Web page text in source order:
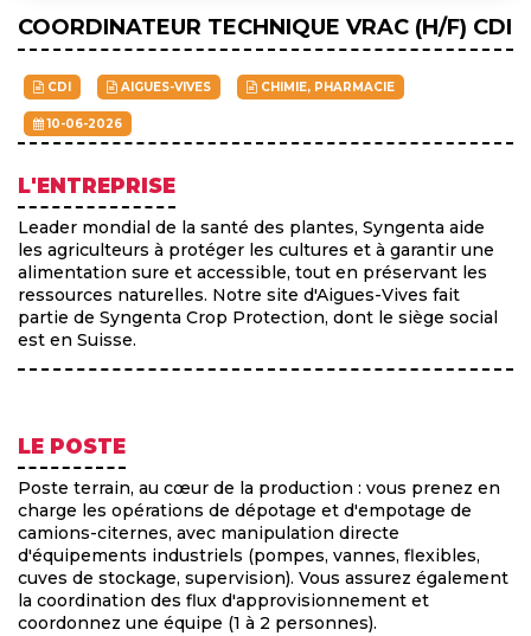
COORDINATEUR TECHNIQUE VRAC (H/F) CDI
CDI AIGUES-VIVES CHIMIE, PHARMACIE
10-06-2026
L'ENTREPRISE
Leader mondial de la santé des plantes, Syngenta aide
les agriculteurs à protéger les cultures et à garantir une
alimentation sure et accessible, tout en préservant les
ressources naturelles. Notre site d'Aigues-Vives fait
partie de Syngenta Crop Protection, dont le siège social
est en Suisse.
LE POSTE
Poste terrain, au cœur de la production : vous prenez en
charge les opérations de dépotage et d'empotage de
camions-citernes, avec manipulation directe
d'équipements industriels (pompes, vannes, flexibles,
cuves de stockage, supervision). Vous assurez également
la coordination des flux d'approvisionnement et
coordonnez une équipe (1 à 2 personnes).